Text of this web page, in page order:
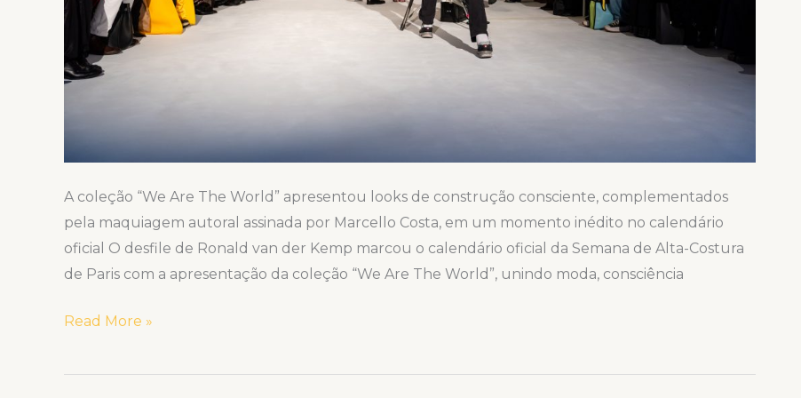
A coleção “We Are The World” apresentou looks de construção consciente, complementados
pela maquiagem autoral assinada por Marcello Costa, em um momento inédito no calendário
oficial O desfile de Ronald van der Kemp marcou o calendário oficial da Semana de Alta-Costura
de Paris com a apresentação da coleção “We Are The World”, unindo moda, consciência
na
Alta-
Costura
de
Read More »